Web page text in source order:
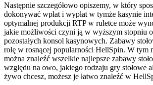
Następnie szczegółowo opiszemy, w który
dokonywać wpłat i wypłat w tymże kasynie
optymalnej produkcji RTP w ruletce może
jakie możliwości czyni ją w wyższym stopniu
pozostałych konsol kasynowych. Zabawy
rolę w rosnącej popularności HellSpin. W tym
można znaleźć wszelkie najlepsze zabawy
względu na owo, jakiego rodzaju gry stołowe
żywo chcesz, możesz je łatwo znaleźć w